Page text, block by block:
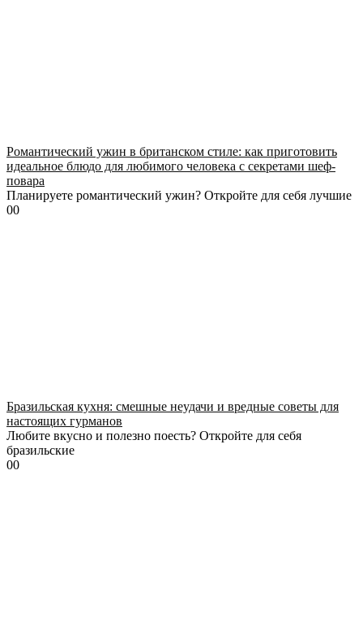
Романтический ужин в британском стиле: как приготовить
идеальное блюдо для любимого человека с секретами шеф-
повара
Планируете романтический ужин? Откройте для себя лучшие
00
Бразильская кухня: смешные неудачи и вредные советы для
настоящих гурманов
Любите вкусно и полезно поесть? Откройте для себя
бразильские
00